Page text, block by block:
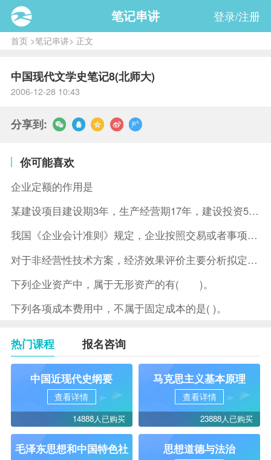
笔记串讲 登录/注册
首页>笔记串讲> 正文
中国现代文学史笔记8(北师大)
2006-12-28 10:43
分享到:
你可能喜欢
企业定额的作用是
某建设项目建设期3年，生产经营期17年，建设投资5500万元
我国《企业会计准则》规定，企业按照交易或者事项的经济特征确定
对于非经营性技术方案，经济效果评价主要分析拟定方案的( )。
下列企业资产中，属于无形资产的有( )。
下列各项成本费用中，不属于固定成本的是( )。
热门课程 报名咨询
中国近现代史纲要
查看详情
14888人已购买
马克思主义基本原理
查看详情
23888人已购买
毛泽东思想和中国特色社
思想道德与法治